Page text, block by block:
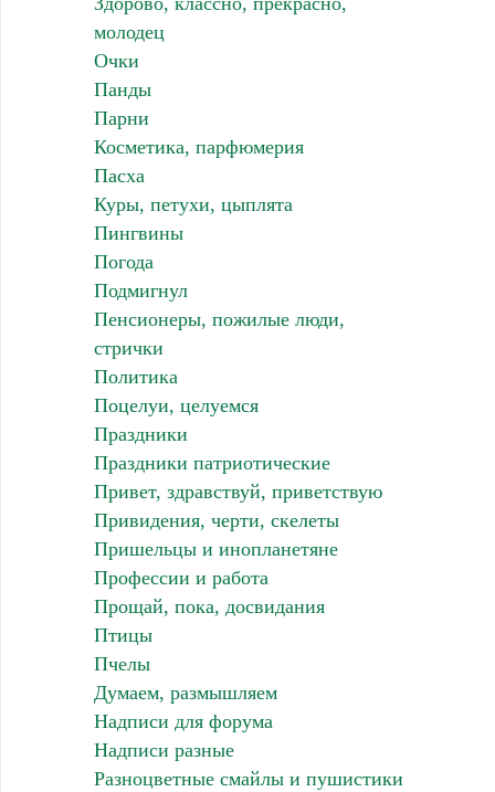
молодец
Очки
Панды
Парни
Косметика, парфюмерия
Пасха
Куры, петухи, цыплята
Пингвины
Погода
Подмигнул
Пенсионеры, пожилые люди,
стрички
Политика
Поцелуи, целуемся
Праздники
Праздники патриотические
Привет, здравствуй, приветствую
Привидения, черти, скелеты
Пришельцы и инопланетяне
Профессии и работа
Прощай, пока, досвидания
Птицы
Пчелы
Думаем, размышляем
Надписи для форума
Надписи разные
Разноцветные смайлы и пушистики